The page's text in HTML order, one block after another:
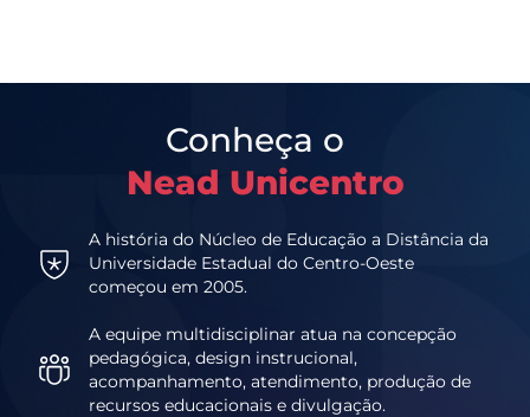
Conheça o
Nead Unicentro
A história do Núcleo de Educação a Distância da
Universidade Estadual do Centro-Oeste
começou em 2005.
A equipe multidisciplinar atua na concepção
pedagógica, design instrucional,
acompanhamento, atendimento, produção de
recursos educacionais e divulgação.